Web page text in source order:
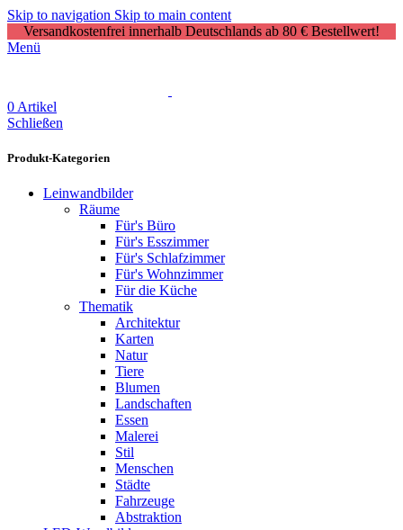
Skip to navigation Skip to main content
Versandkostenfrei innerhalb Deutschlands ab 80 € Bestellwert!
Menü
0 Artikel
Schließen
Produkt-Kategorien
Leinwandbilder
Räume
Für's Büro
Für's Esszimmer
Für's Schlafzimmer
Für's Wohnzimmer
Für die Küche
Thematik
Architektur
Karten
Natur
Tiere
Blumen
Landschaften
Essen
Malerei
Stil
Menschen
Städte
Fahrzeuge
Abstraktion